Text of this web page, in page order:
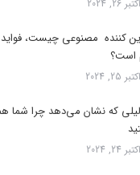
اکتبر 26, 2024
کننده مصنوعی چیست،
است؟
اکتبر 25, 2024
دلیلی که نشان می‌دهد چرا شما
اکتبر 24, 2024